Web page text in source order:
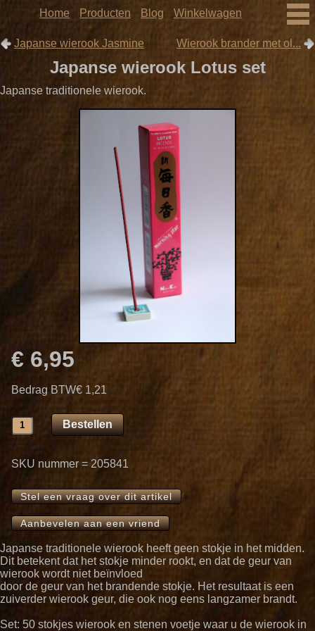
Home Producten Blog Winkelwagen
Japanse wierook Jasmine Wierook brander met ol...
Japanse wierook Lotus set
Japanse traditionele wierook.
€ 6,95
Bedrag BTW€ 1,21
SKU nummer = 205841
Stel een vraag over dit artikel
Aanbevelen aan een vriend
Japanse traditionele wierook heeft geen stokje in het midden.
Dit betekent dat het stokje minder rookt, en dat de geur van
wierook wordt niet beïnvloed
door de geur van het brandende stokje. Het resultaat is een
zuiverder wierook geur, die ook nog eens langzamer brandt.
Set: 50 stokjes wierook en stenen voetje waar u de wierook in